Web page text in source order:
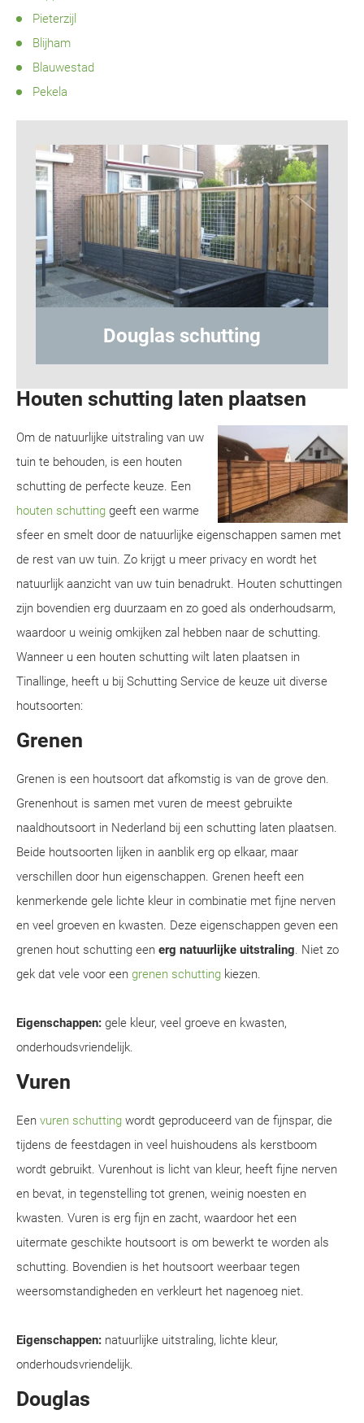
Pieterzijl
Blijham
Blauwestad
Pekela
Hout-betonschutting
Houten schutting laten plaatsen
Om de natuurlijke uitstraling van uw
tuin te behouden, is een houten
schutting de perfecte keuze. Een
houten schutting geeft een warme
sfeer en smelt door de natuurlijke eigenschappen samen met
de rest van uw tuin. Zo krijgt u meer privacy en wordt het
natuurlijk aanzicht van uw tuin benadrukt. Houten schuttingen
zijn bovendien erg duurzaam en zo goed als onderhoudsarm,
waardoor u weinig omkijken zal hebben naar de schutting.
Wanneer u een houten schutting wilt laten plaatsen in
Tinallinge, heeft u bij Schutting Service de keuze uit diverse
houtsoorten:
Grenen
Grenen is een houtsoort dat afkomstig is van de grove den.
Grenenhout is samen met vuren de meest gebruikte
naaldhoutsoort in Nederland bij een schutting laten plaatsen.
Beide houtsoorten lijken in aanblik erg op elkaar, maar
verschillen door hun eigenschappen. Grenen heeft een
kenmerkende gele lichte kleur in combinatie met fijne nerven
en veel groeven en kwasten. Deze eigenschappen geven een
grenen hout schutting een erg natuurlijke uitstraling. Niet zo
gek dat vele voor een grenen schutting kiezen.
Eigenschappen: gele kleur, veel groeve en kwasten,
onderhoudsvriendelijk.
Vuren
Een vuren schutting wordt geproduceerd van de fijnspar, die
tijdens de feestdagen in veel huishoudens als kerstboom
wordt gebruikt. Vurenhout is licht van kleur, heeft fijne nerven
en bevat, in tegenstelling tot grenen, weinig noesten en
kwasten. Vuren is erg fijn en zacht, waardoor het een
uitermate geschikte houtsoort is om bewerkt te worden als
schutting. Bovendien is het houtsoort weerbaar tegen
weersomstandigheden en verkleurt het nagenoeg niet.
Eigenschappen: natuurlijke uitstraling, lichte kleur,
onderhoudsvriendelijk.
Douglas